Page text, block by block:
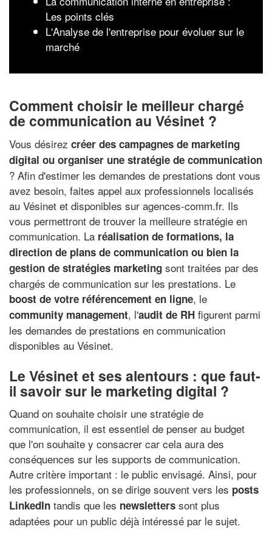
Les points clés
L'Analyse de l'entreprise pour évoluer sur le
marché
Comment choisir le meilleur chargé
de communication au Vésinet ?
Vous désirez créer des campagnes de marketing
digital ou organiser une stratégie de communication
? Afin d'estimer les demandes de prestations dont vous
avez besoin, faites appel aux professionnels localisés
au Vésinet et disponibles sur agences-comm.fr. Ils
vous permettront de trouver la meilleure stratégie en
communication. La réalisation de formations, la
direction de plans de communication ou bien la
gestion de stratégies marketing sont traitées par des
chargés de communication sur les prestations. Le
boost de votre référencement en ligne, le
community management, l'audit de RH figurent parmi
les demandes de prestations en communication
disponibles au Vésinet.
Le Vésinet et ses alentours : que faut-
il savoir sur le marketing digital ?
Quand on souhaite choisir une stratégie de
communication, il est essentiel de penser au budget
que l'on souhaite y consacrer car cela aura des
conséquences sur les supports de communication.
Autre critère important : le public envisagé. Ainsi, pour
les professionnels, on se dirige souvent vers les posts
LinkedIn tandis que les newsletters sont plus
adaptées pour un public déjà intéressé par le sujet.